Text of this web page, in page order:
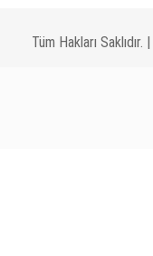
Tüm Hakları Saklıdır. |